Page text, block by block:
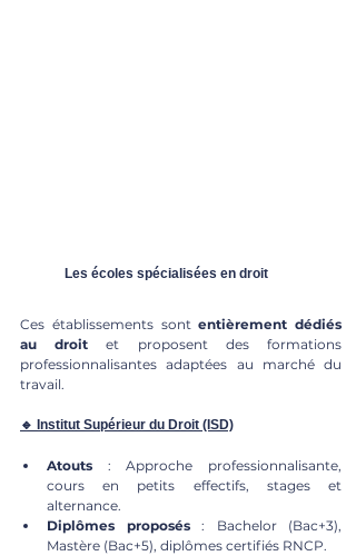
	Les écoles spécialisées en droit
Ces établissements sont entièrement dédiés
au droit et proposent des formations
professionnalisantes adaptées au marché du
travail.
🔹 Institut Supérieur du Droit (ISD)
Atouts : Approche professionnalisante,
cours en petits effectifs, stages et
alternance.
Diplômes proposés : Bachelor (Bac+3),
Mastère (Bac+5), diplômes certifiés RNCP.